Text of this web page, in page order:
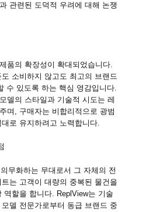
관련된 도덕적 우려에 대해 논쟁
품의 확장성이 확대되었습니다.
소비하지 않고도 최고의 브랜드
수 있도록 하는 핵심 영감입니다.
델의 스타일과 기술적 시도는 레
며, 구매자는 비합리적으로 광범
로 유지하려고 노력합니다.
무화하는 무대로서 그 자체의 전
는 고객이 대량의 중복된 물건을
역할을 합니다. ReplView는 기술
델 전문가로부터 동급 브랜드 중